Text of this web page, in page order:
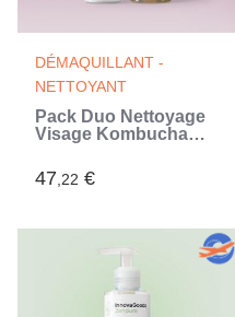
DÉMAQUILLANT -
NETTOYANT
Pack Duo Nettoyage
Visage Kombucha
47,22 €